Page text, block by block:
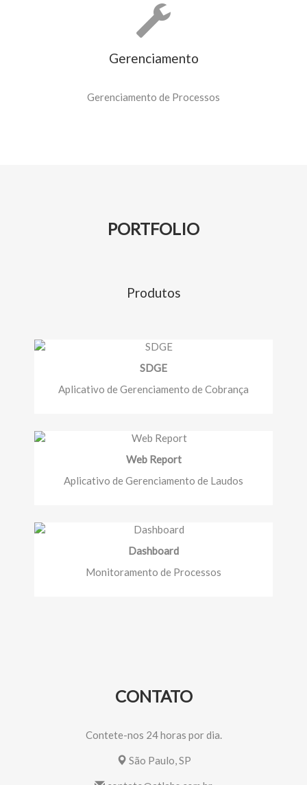
Gerenciamento
Gerenciamento de Processos
PORTFOLIO
Produtos
SDGE
Aplicativo de Gerenciamento de Cobrança
Web Report
Aplicativo de Gerenciamento de Laudos
Dashboard
Monitoramento de Processos
CONTATO
Contete-nos 24 horas por dia.
São Paulo, SP